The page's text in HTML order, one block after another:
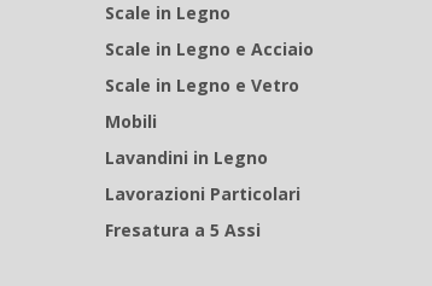
Scale in Legno
Scale in Legno e Acciaio
Scale in Legno e Vetro
Mobili
Lavandini in Legno
Lavorazioni Particolari
Fresatura a 5 Assi